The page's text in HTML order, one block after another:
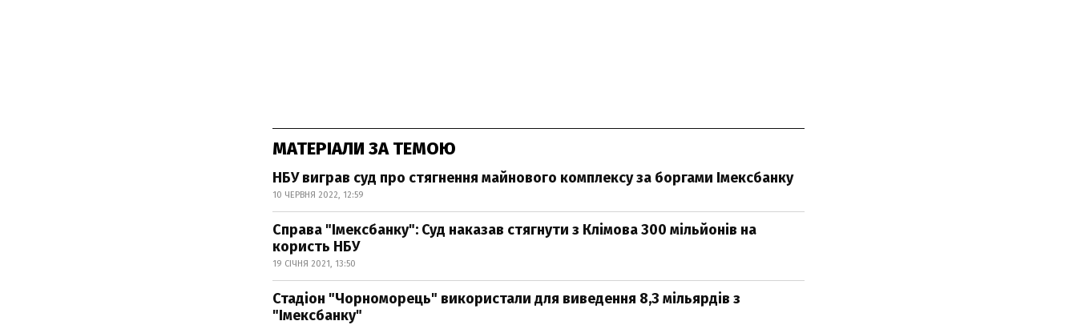
МАТЕРІАЛИ ЗА ТЕМОЮ
НБУ виграв суд про стягнення майнового комплексу за боргами Імексбанку
10 ЧЕРВНЯ 2022, 12:59
Справа "Імексбанку": Суд наказав стягнути з Клімова 300 мільйонів на
користь НБУ
19 СІЧНЯ 2021, 13:50
Стадіон "Чорноморець" використали для виведення 8,3 мільярдів з
"Імексбанку"